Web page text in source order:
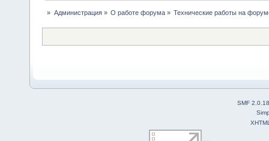
» Администрация» О работе форума» Технические работы на
SMF 2.0.18